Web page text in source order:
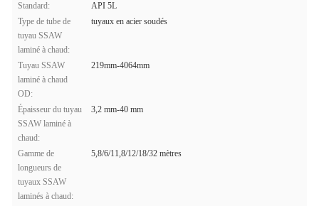
Standard:
API 5L
Type de tube de
tuyau SSAW
laminé à chaud:
tuyaux en acier soudés
Tuyau SSAW
laminé à chaud
OD:
219mm-4064mm
Épaisseur du tuyau
SSAW laminé à
chaud:
3,2 mm-40 mm
Gamme de
longueurs de
tuyaux SSAW
laminés à chaud:
5,8/6/11,8/12/18/32 mètres